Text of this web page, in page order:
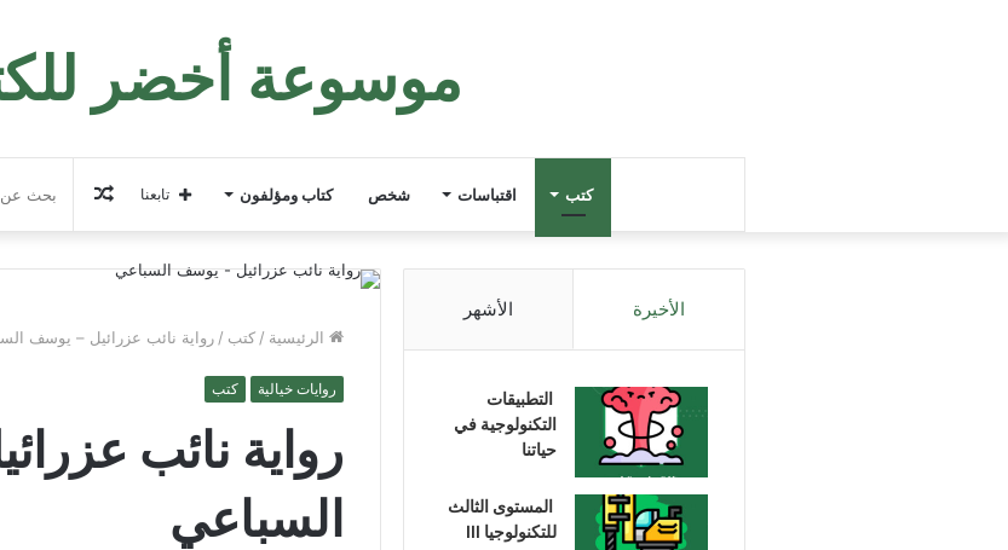
موسوعة أخضر
كتب اقتباسات شخص كتاب ومؤلفون مقال
عشوائي
تابعنا
الرئيسية / كتب / رواية نائب عزرائيل – يوسف
روايات خيالية كتب
رواية نائب
السباعي
الأخيرة الأشهر
التطبيقات
التكنولوجية في
حياتنا
المستوى الثالث
للتكنولوجيا III